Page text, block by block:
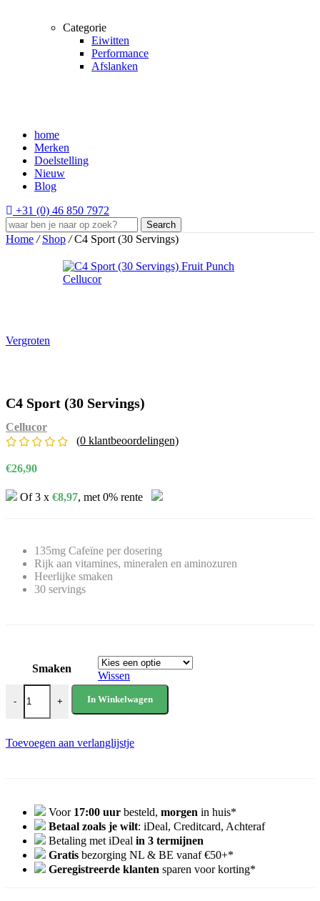
Categorie
Eiwitten
Performance
Afslanken
home
Merken
Doelstelling
Nieuw
Blog
+31 (0) 46 850 7972
Search
Home / Shop / C4 Sport (30 Servings)
Vergroten
C4 Sport (30 Servings)
Cellucor
(0 klantbeoordelingen)
€26,90
Of 3 x €8,97, met 0% rente
135mg Cafeïne per dosering
Rijk aan vitamines, mineralen en aminozuren
Heerlijke smaken
30 servings
Smaken
Wissen
-
C4 Sport (30 Servings) aantal
+ In Winkelwagen
Toevoegen aan verlanglijstje
Voor 17:00 uur besteld, morgen in huis*
Betaal zoals je wilt: iDeal, Creditcard, Achteraf
Betaling met iDeal in 3 termijnen
Gratis bezorging NL & BE vanaf €50+*
Geregistreerde klanten sparen voor korting*